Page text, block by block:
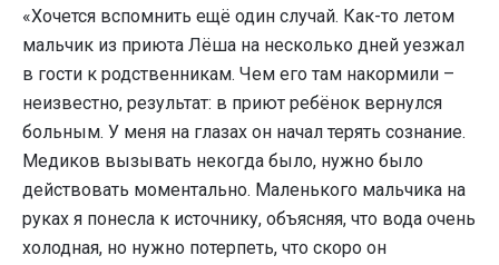
«Хочется вспомнить ещё один случай. Как-то летом
мальчик из приюта Лёша на несколько дней уезжал
в гости к родственникам. Чем его там накормили –
неизвестно, результат: в приют ребёнок вернулся
больным. У меня на глазах он начал терять сознание.
Медиков вызывать некогда было, нужно было
действовать моментально. Маленького мальчика на
руках я понесла к источнику, объясняя, что вода очень
холодная, но нужно потерпеть, что скоро он